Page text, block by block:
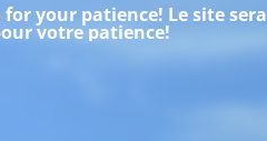
your patience! Le site sera
votre patience!